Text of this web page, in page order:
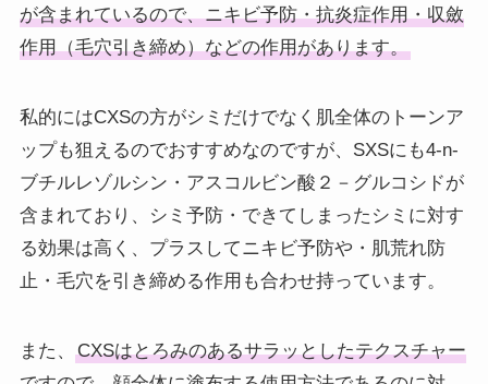
が含まれているので、ニキビ予防・抗炎症作用・収斂
作用（毛穴引き締め）などの作用があります。
私的にはCXSの方がシミだけでなく肌全体のトーンア
ップも狙えるのでおすすめなのですが、SXSにも4-n-
ブチルレゾルシン・アスコルビン酸２－グルコシドが
含まれており、シミ予防・できてしまったシミに対す
る効果は高く、プラスしてニキビ予防や・肌荒れ防
止・毛穴を引き締める作用も合わせ持っています。
また、
CXSはとろみのあるサラッとしたテクスチャー